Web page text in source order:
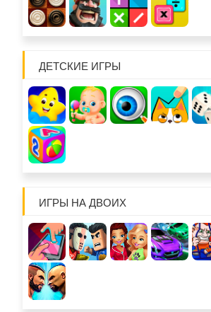
ДЕТСКИЕ ИГРЫ
ИГРЫ НА ДВОИХ